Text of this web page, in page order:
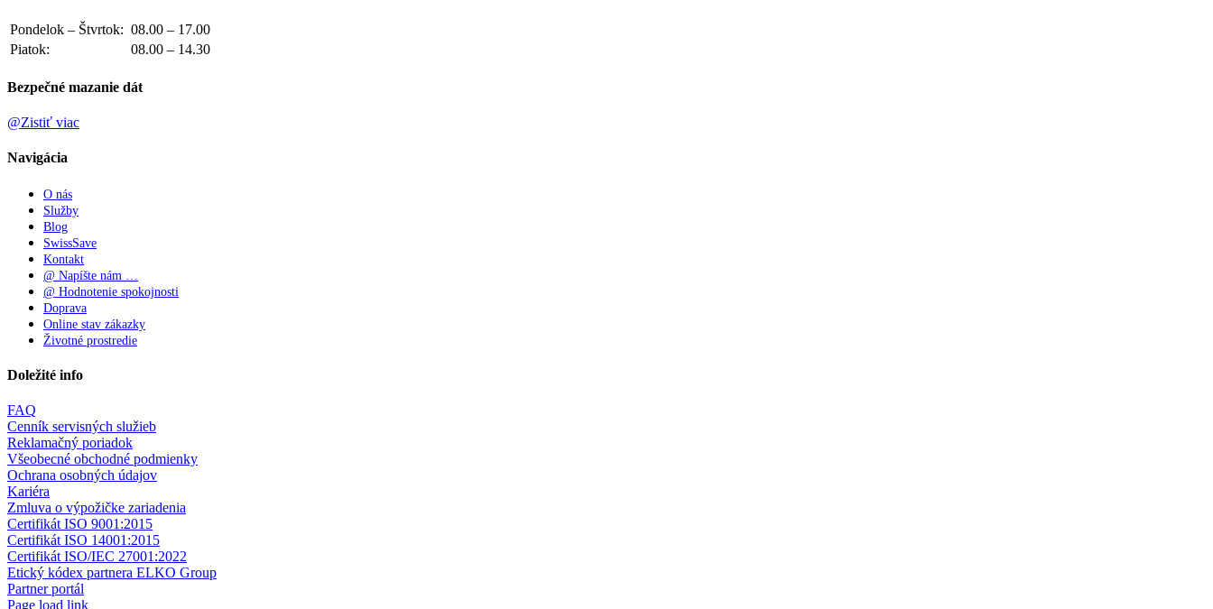
Pondelok – Štvrtok: 08.00 – 17.00
Piatok:
08.00 – 14.30
Bezpečné mazanie dát
@Zistiť viac
Navigácia
O nás
Služby
Blog
SwissSave
Kontakt
@ Napíšte nám …
@ Hodnotenie spokojnosti
Doprava
Online stav zákazky
Životné prostredie
Doležité info
FAQ
Cenník servisných služieb
Reklamačný poriadok
Všeobecné obchodné podmienky
Ochrana osobných údajov
Kariéra
Zmluva o výpožičke zariadenia
Certifikát ISO 9001:2015
Certifikát ISO 14001:2015
Certifikát ISO/IEC 27001:2022
Etický kódex partnera ELKO Group
Partner portál
Page load link